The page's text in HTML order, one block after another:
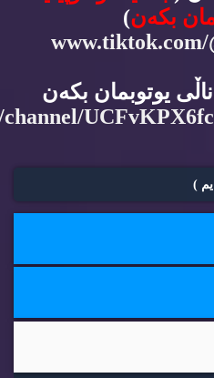
بكه‌ن)
www.tiktok.com/
یوتوبمان بكه‌ن
)